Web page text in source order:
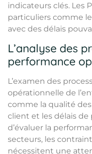
indicateurs clés. Les
particuliers comme
avec des délais
L’analyse des
performance
L’examen des
opérationnelle de
comme la qualité
client et les délais
d’évaluer la
secteurs, les
nécessitent une